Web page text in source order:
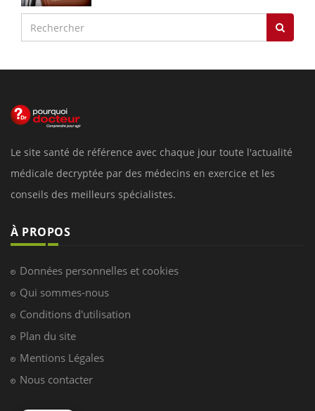
Le site santé de référence avec chaque jour toute l'actualité
médicale decryptée par des médecins en exercice et les
conseils des meilleurs spécialistes.
À PROPOS
Données personnelles et cookies
Qui sommes-nous
Conditions d'utilisation
Plan du site
Mentions Légales
Nous contacter